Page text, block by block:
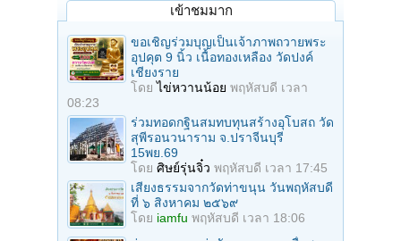
เข้าชมมาก
ขอเชิญร่วมบุญเป็นเจ้าภาพถวายพระ
อุปคุต 9 นิ้ว เนื้อทองเหลือง วัดปงค์
เชียงราย
โดยไข่หวานน้อย พฤหัสบดี เวลา
08:23
ร่วมทอดกฐินสมทบทุนสร้างอุโบสถ วัด
สุพีรอนวนาราม จ.ปราจีนบุรี
15พย.69
โดย ศิษย์รุ่นจิ๋ว พฤหัสบดี เวลา 17:45
เสียงธรรมจากวัดท่าขนุน วันพฤหัสบดี
ที่ ๖ สิงหาคม ๒๕๖๙
โดย iamfu พฤหัสบดี เวลา 18:06